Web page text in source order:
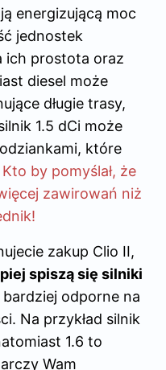
energizującą moc
jednostek
ich prostota oraz
diesel może
długie trasy,
1.5 dCi może
które
Kto by pomyślał, że
zawirowań niż
zakup Clio II,
spiszą się silniki
bardziej odporne na
Na przykład silnik
1.6 to
Wam